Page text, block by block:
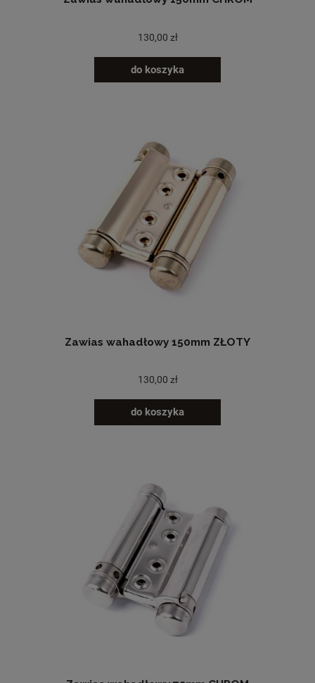
130,00 zł
do koszyka
Zawias wahadłowy 150mm ZŁOTY
130,00 zł
do koszyka